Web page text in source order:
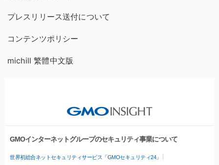
プレスリリース送付について
コンテンツポリシー
michill 繁體中文版
GMOインターネットグループのセキュリティ事業について
世界初総合ネットセキュリティサービス「GMOセキュリティ24」